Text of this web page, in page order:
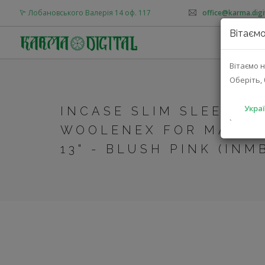
Вітаємо
Оберіть,
`
Лобановського Валерія 14 оф. 117
INCASE SLIM SLEEVE
WOOLENEX FOR
13" - BLUSH PINK